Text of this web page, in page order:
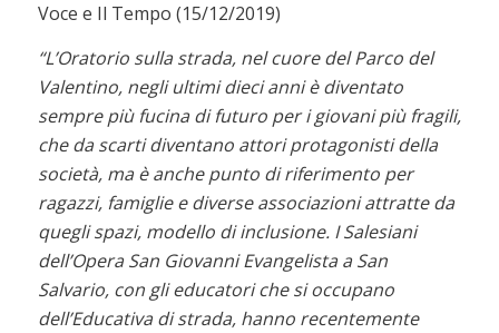
Voce e Il Tempo (15/12/2019)
“L’Oratorio sulla strada, nel cuore del Parco del
Valentino, negli ultimi dieci anni è diventato
sempre più fucina di futuro per i giovani più fragili,
che da scarti diventano attori protagonisti della
società, ma è anche punto di riferimento per
ragazzi, famiglie e diverse associazioni attratte da
quegli spazi, modello di inclusione. I Salesiani
dell’Opera San Giovanni Evangelista a San
Salvario, con gli educatori che si occupano
dell’Educativa di strada, hanno recentemente